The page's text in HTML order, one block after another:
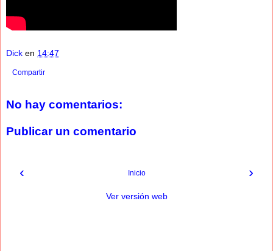
Dick en 14:47
Compartir
No hay comentarios:
Publicar un comentario
‹ ›
Inicio
Ver versión web